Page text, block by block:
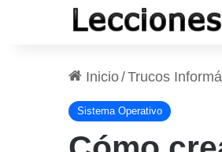
Inicio/Trucos
Sistema Operativo